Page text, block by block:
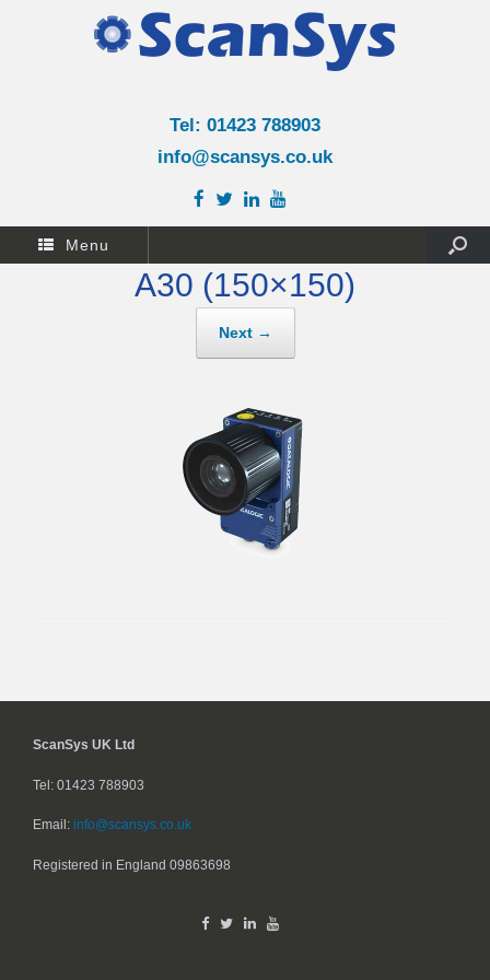
Tel: 01423 788903
info@scansys.co.uk
Menu
A30 (150×150)
Next →
ScanSys UK Ltd
Tel: 01423 788903
Email: info@scansys.co.uk
Registered in England 09863698